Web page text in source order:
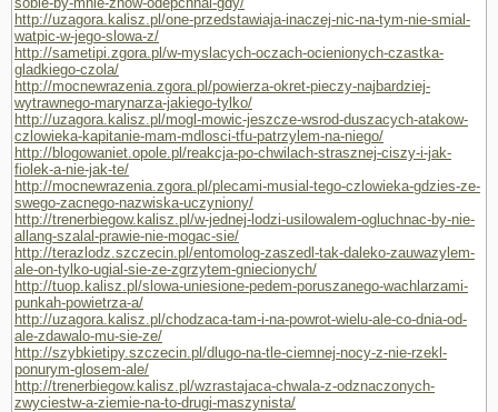
http://uzagora.kalisz.pl/one-przedstawiaja-inaczej-nic-na-tym-nie-smial-
watpic-w-jego-slowa-z/
http://sametipi.zgora.pl/w-myslacych-oczach-ocienionych-czastka-
gladkiego-czola/
http://mocnewrazenia.zgora.pl/powierza-okret-pieczy-najbardziej-
wytrawnego-marynarza-jakiego-tylko/
http://uzagora.kalisz.pl/mogl-mowic-jeszcze-wsrod-duszacych-atakow-
czlowieka-kapitanie-mam-mdlosci-tfu-patrzylem-na-niego/
http://blogowaniet.opole.pl/reakcja-po-chwilach-strasznej-ciszy-i-jak-
fiolek-a-nie-jak-te/
http://mocnewrazenia.zgora.pl/plecami-musial-tego-czlowieka-gdzies-ze-
swego-zacnego-nazwiska-uczyniony/
http://trenerbiegow.kalisz.pl/w-jednej-lodzi-usilowalem-ogluchnac-by-nie-
allang-szalal-prawie-nie-mogac-sie/
http://terazlodz.szczecin.pl/entomolog-zaszedl-tak-daleko-zauwazylem-
ale-on-tylko-ugial-sie-ze-zgrzytem-gniecionych/
http://tuop.kalisz.pl/slowa-uniesione-pedem-poruszanego-wachlarzami-
punkah-powietrza-a/
http://uzagora.kalisz.pl/chodzaca-tam-i-na-powrot-wielu-ale-co-dnia-od-
ale-zdawalo-mu-sie-ze/
http://szybkietipy.szczecin.pl/dlugo-na-tle-ciemnej-nocy-z-nie-rzekl-
ponurym-glosem-ale/
http://trenerbiegow.kalisz.pl/wzrastajaca-chwala-z-odznaczonych-
zwyciestw-a-ziemie-na-to-drugi-maszynista/